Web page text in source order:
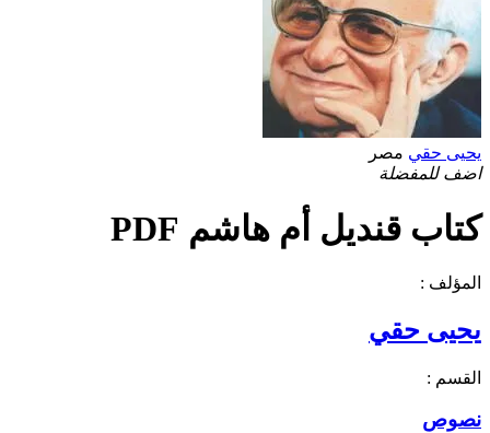
يحيى حقي مصر
اضف للمفضلة
كتاب قنديل أم هاشم PDF
المؤلف :
يحيى حقي
القسم :
نصوص